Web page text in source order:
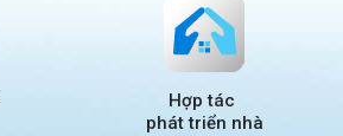
Hợp tác
phát triển nhà